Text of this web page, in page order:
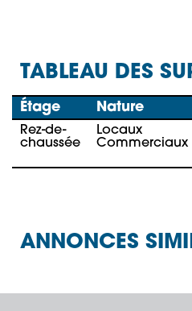
TABLEAU DES
Étage Nature
Rez-de-
chaussée
Locaux
Commerciaux
ANNONCES